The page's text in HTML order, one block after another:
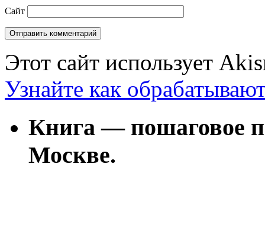
Сайт
Этот сайт использует
Узнайте как
Книга — пошаговое
Москве.